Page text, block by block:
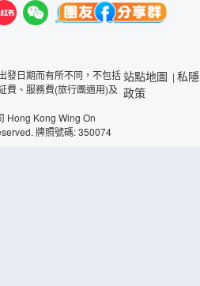
發日期而有所不同，不包括
費、服務費(旅行團適用)及
Hong Kong Wing On
牌照號碼: 350074
站點地圖 | 私隱
政策